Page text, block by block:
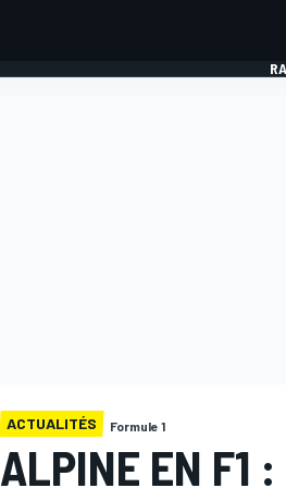
ACTUALITÉS Formule 1
ALPINE EN F1